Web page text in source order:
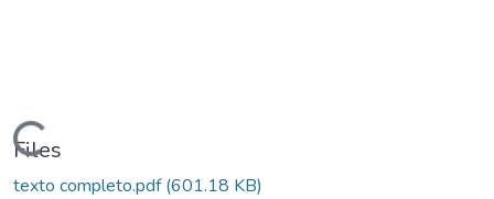
Files
texto completo.pdf(601.18 KB)